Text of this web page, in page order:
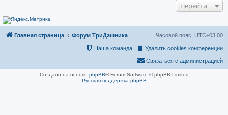
и
Перейти
Главная страница Форум ТриДэшника Часовой пояс: UTC+03:00
Удалить cookies конференции
Наша команда
Связаться с администрацией
Создано на основе phpBB® Forum Software © phpBB Limited
Русская поддержка phpBB